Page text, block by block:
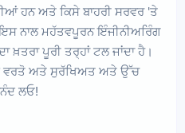
ਹਨ ਅਤੇ ਕਿਸੇ ਬਾਹਰੀ ਸਰਵਰ 'ਤੇ
ਨਾਲ ਮਹੱਤਵਪੂਰਨ ਇੰਜੀਨੀਅਰਿੰਗ
ਖ਼ਤਰਾ ਪੂਰੀ ਤਰ੍ਹਾਂ ਟਲ ਜਾਂਦਾ ਹੈ।
ਵਰਤੋ ਅਤੇ ਸੁਰੱਖਿਅਤ ਅਤੇ ਉੱਚ
ਲਓ!